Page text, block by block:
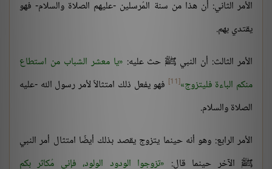
الأمر الثاني: أن هذا من سنة المُرسلين -عليهم الصلاة والسلام- فهو
يقتدي بهم.
الأمر الثالث: أن النبي ﷺ حث عليه: يا معشر الشباب من استطاع
منكم الباءة فليتزوج [11]
فهو يفعل ذلك امتثالاً لأمر رسول الله -عليه
الصلاة والسلام.
الأمر الرابع: وهو أنه حينما يتزوج يقصد بذلك أيضًا امتثال أمر النبي
ﷺ الآخر حينما قال:
تزوجوا الودود الولود، فإني مُكاثر بكم